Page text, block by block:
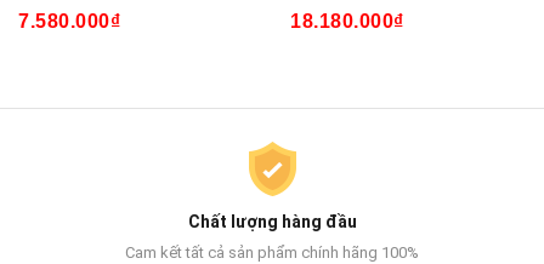
7.580.000₫ 18.180.000₫
Chất lượng hàng đầu
Cam kết tất cả sản phẩm chính hãng 100%